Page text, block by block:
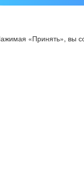
«Принять», вы